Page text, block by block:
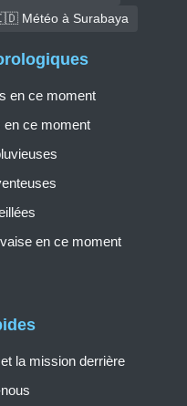
Météo à Surabaya
la mission derrière
en ce moment
en ce moment
en ce moment